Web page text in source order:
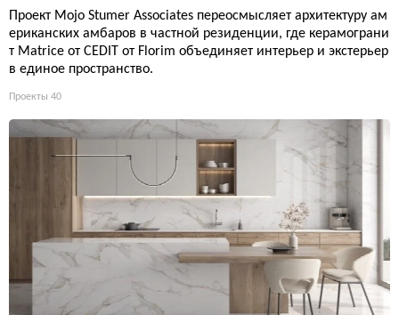
Проект Mojo Stumer Associates переосмысляет архитектуру ам
ериканских амбаров в частной резиденции, где керамограни
т Matrice от CEDIT от Florim объединяет интерьер и экстерьер
в единое пространство.
Проекты 40